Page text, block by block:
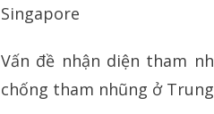
Singapore
Vấn đề nhận diện tham
chống tham nhũng ở